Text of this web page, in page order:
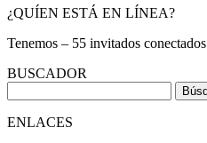
¿QUÍEN ESTÁ EN LÍNEA?
Tenemos – 55 invitados conectados
BUSCADOR
ENLACES